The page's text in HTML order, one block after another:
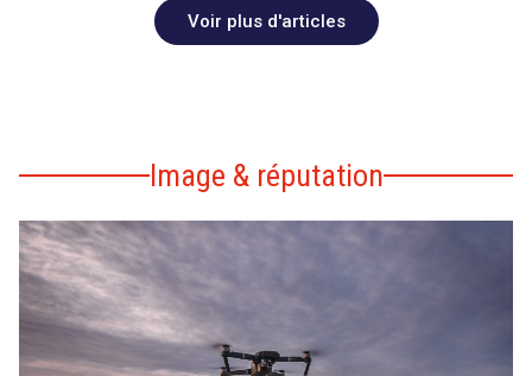
Voir plus d'articles
Image & réputation